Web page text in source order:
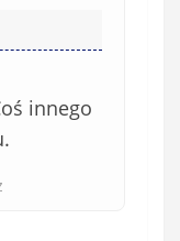
innego